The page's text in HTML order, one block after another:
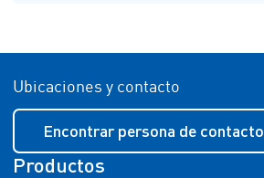
Ubicaciones y contacto
Encontrar persona de contacto
Productos